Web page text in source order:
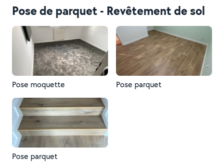
Pose de parquet - Revêtement de sol
Pose moquette Pose parquet
Pose parquet